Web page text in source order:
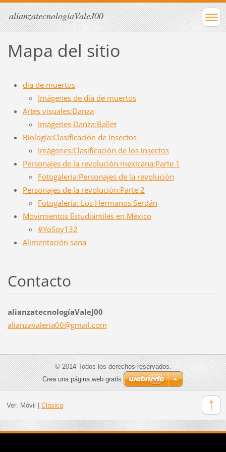
alianzatecnologíaValeJ00
Mapa del sitio
dia de muertos
Imágenes de día de muertos
Artes visuales:Danza
Imágenes Danza:Ballet
Biología:Clasificación de insectos
Imágenes:Clasificación de los insectos
Personajes de la revolución mexicana:Parte 1
Fotogaleria:Personajes de la revolución
Personajes de la revolución:Parte 2
Fotogaleria: Los Hermanos Serdán
Movimientos Estudiantiles en México
#YoSoy132
Alimentación sana
Contacto
alianzatecnologíaValeJ00
alianzavaleria00@gmail.com
© 2014 Todos los derechos reservados.
Crea una página web gratis
Ver: Móvil Clásica